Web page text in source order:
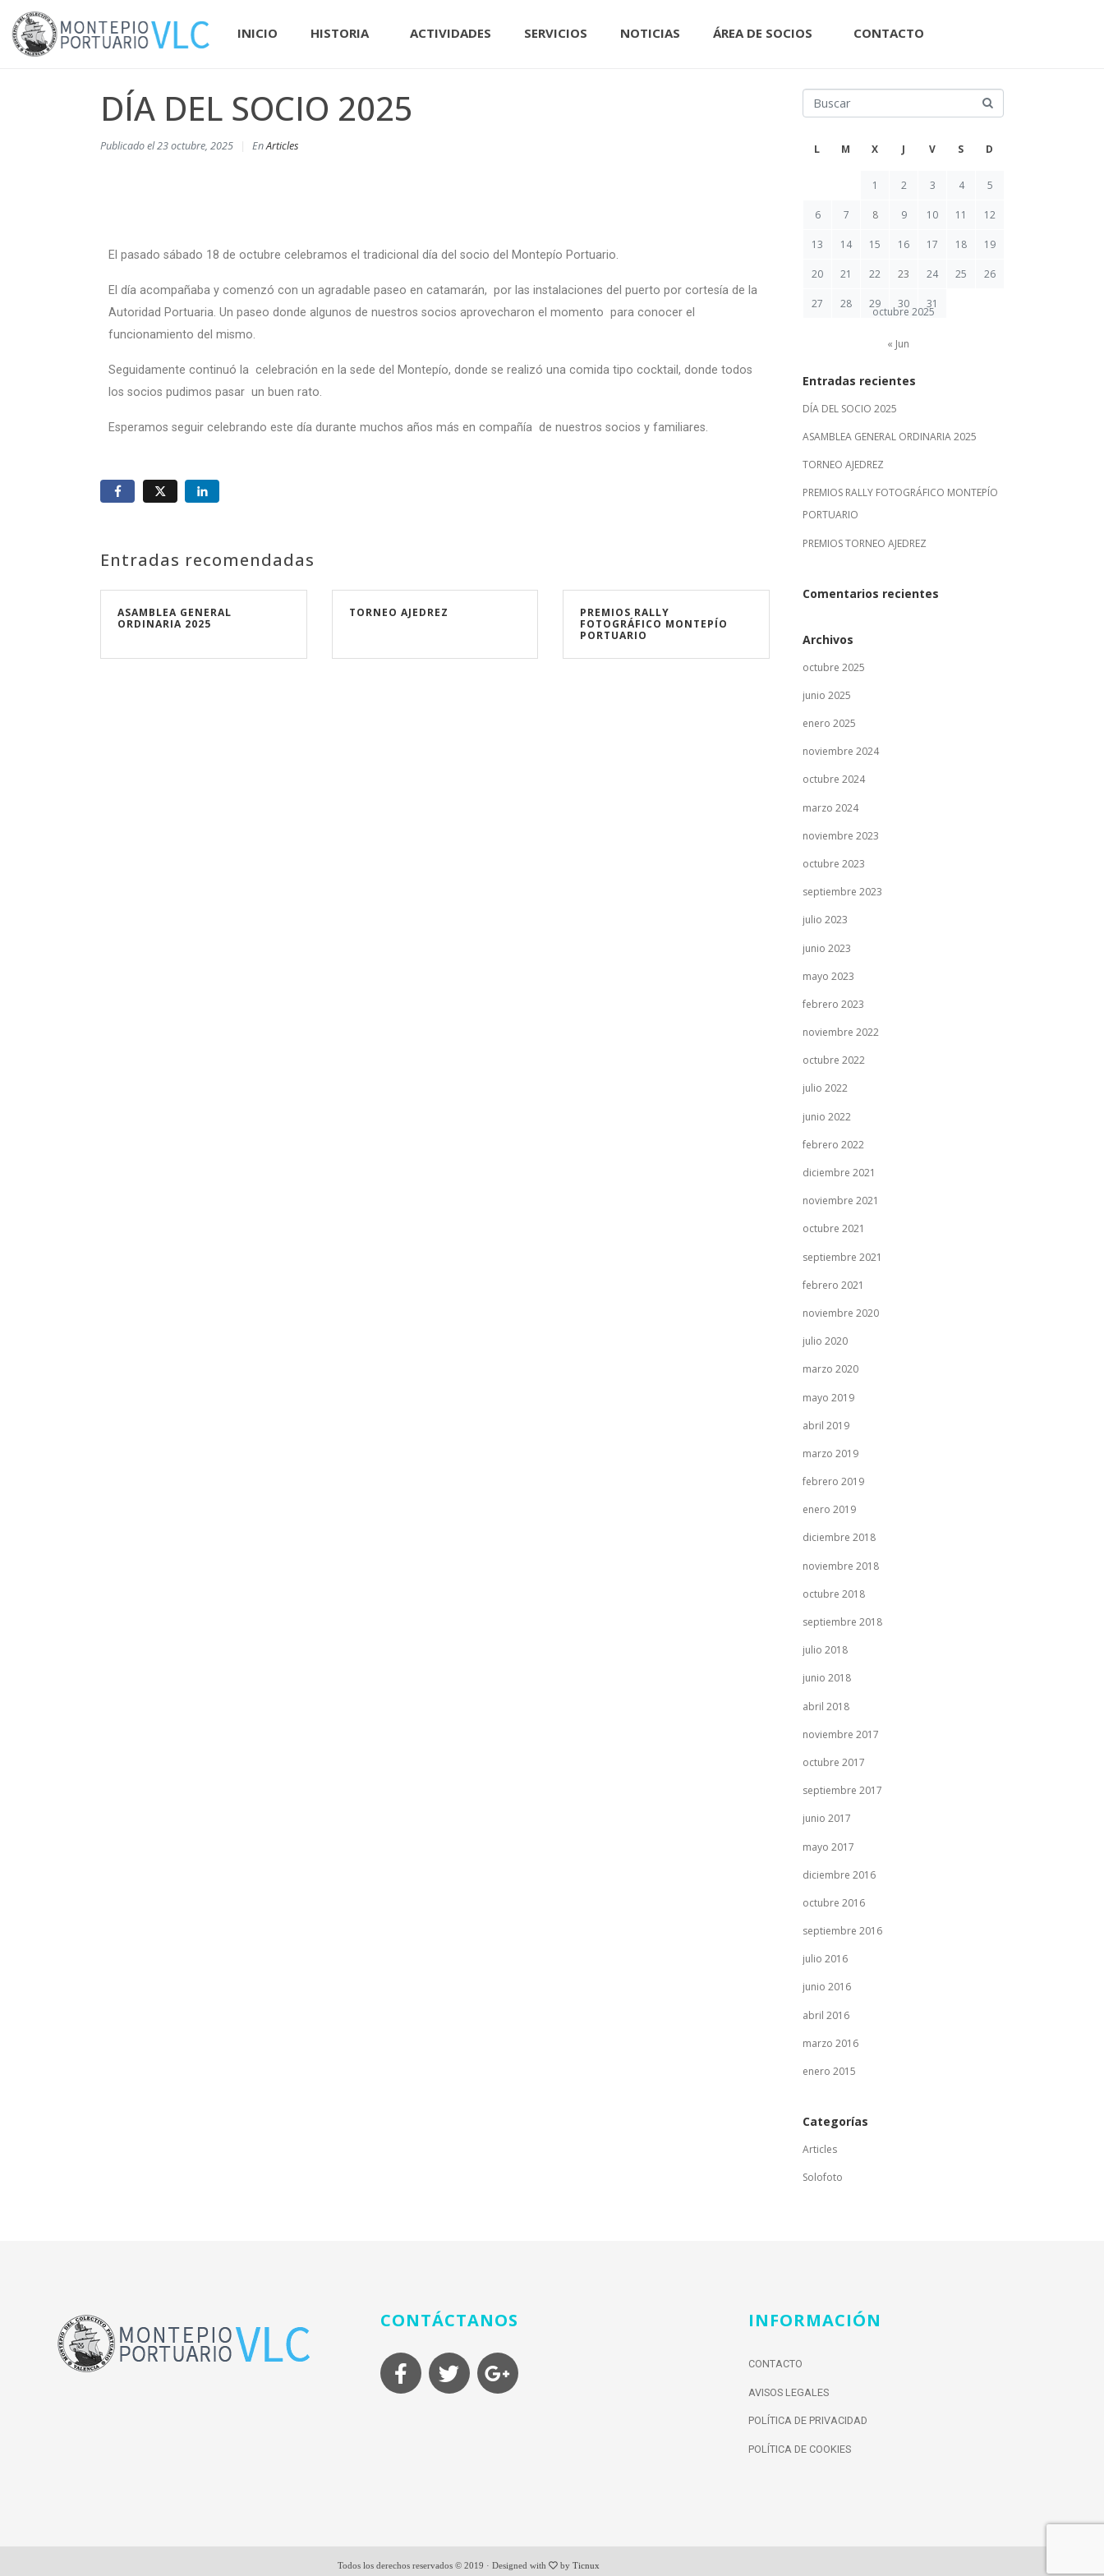
INICIO HISTORIA ACTIVIDADES SERVICIOS NOTICIAS ÁREA DE SOCIOS CONTACTO
DÍA DEL SOCIO 2025
Publicado el23 octubre, 2025 EnArticles
El pasado sábado 18 de octubre celebramos el tradicional día del socio del Montepío Portuario.
El día acompañaba y comenzó con un agradable paseo en catamarán, por las instalaciones del puerto por cortesía de la
Autoridad Portuaria. Un paseo donde algunos de nuestros socios aprovecharon el momento para conocer el
funcionamiento del mismo.
Seguidamente continuó la celebración en la sede del Montepío, donde se realizó una comida tipo cocktail, donde todos
los socios pudimos pasar un buen rato.
Esperamos seguir celebrando este día durante muchos años más en compañía de nuestros socios y familiares.
Entradas recomendadas
ASAMBLEA GENERAL
ORDINARIA 2025
TORNEO AJEDREZ
PREMIOS RALLY
FOTOGRÁFICO MONTEPÍO
PORTUARIO
octubre 2025
L M X J V S D
1 2 3 4 5
6 7 8 9 10 11 12
13 14 15 16 17 18 19
20 21 22 23 24 25 26
27 28 29 30 31
« Jun
Entradas recientes
DÍA DEL SOCIO 2025
ASAMBLEA GENERAL ORDINARIA 2025
TORNEO AJEDREZ
PREMIOS RALLY FOTOGRÁFICO MONTEPÍO
PORTUARIO
PREMIOS TORNEO AJEDREZ
Comentarios recientes
Archivos
octubre 2025
junio 2025
enero 2025
noviembre 2024
octubre 2024
marzo 2024
noviembre 2023
octubre 2023
septiembre 2023
julio 2023
junio 2023
mayo 2023
febrero 2023
noviembre 2022
octubre 2022
julio 2022
junio 2022
febrero 2022
diciembre 2021
noviembre 2021
octubre 2021
septiembre 2021
febrero 2021
noviembre 2020
julio 2020
marzo 2020
mayo 2019
abril 2019
marzo 2019
febrero 2019
enero 2019
diciembre 2018
noviembre 2018
octubre 2018
septiembre 2018
julio 2018
junio 2018
abril 2018
noviembre 2017
octubre 2017
septiembre 2017
junio 2017
mayo 2017
diciembre 2016
octubre 2016
septiembre 2016
julio 2016
junio 2016
abril 2016
marzo 2016
enero 2015
Categorías
Articles
Solofoto
CONTÁCTANOS INFORMACIÓN
CONTACTO
AVISOS LEGALES
POLÍTICA DE PRIVACIDAD
POLÍTICA DE COOKIES
Todos los derechos reservados © 2019 · Designed with by Ticnux